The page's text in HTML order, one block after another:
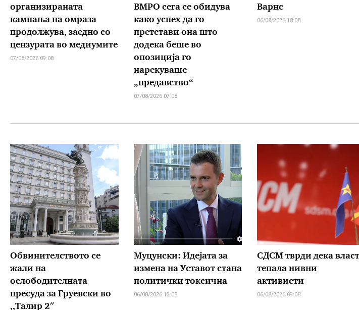
организираната
кампања на омраза
продолжува, заедно со
цензурата во медиумите
07/08/2026 09:08
ВМРО сега се обидува
како успех да го
претстави она што
додека беше во
опозиција го
нарекуваше
„предавство“
07/08/2026 07:08
Варнс
06/08/2026 18:08
Обвинителството се
жали на
ослободителната
пресуда за Груевски во
,,Талир 2″
Муцунски: Идејата за
измена на Уставот стана
политички токсична
06/08/2026 12:08
СДСМ тврди дека
тепала нивни
активисти
06/08/2026 09:08